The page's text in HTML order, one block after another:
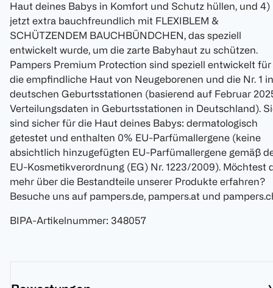
Haut deines Babys in Komfort und Schutz hüllen, und 4)
jetzt extra bauchfreundlich mit FLEXIBLEM &
SCHÜTZENDEM BAUCHBÜNDCHEN, das speziell
entwickelt wurde, um die zarte Babyhaut zu schützen.
Pampers Premium Protection sind speziell entwickelt für
die empfindliche Haut von Neugeborenen und die Nr. 1 in
deutschen Geburtsstationen (basierend auf Februar
Verteilungsdaten in Geburtsstationen in Deutschland).
sind sicher für die Haut deines Babys: dermatologisch
getestet und enthalten 0% EU-Parfümallergene (keine
absichtlich hinzugefügten EU-Parfümallergene gemäß
EU-Kosmetikverordnung (EG) Nr. 1223/2009). Möchtest
mehr über die Bestandteile unserer Produkte erfahren?
Besuche uns auf pampers.de, pampers.at und
BIPA-Artikelnummer: 348057